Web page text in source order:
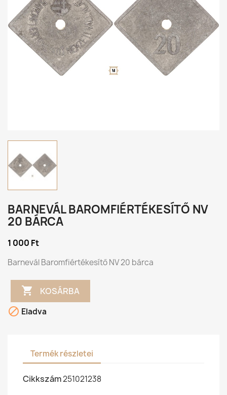
BARNEVÁL BAROMFIÉRTÉKESÍTŐ NV
20 BÁRCA
1 000 Ft
Barnevál Baromfiértékesítő NV 20 bárca
 KOSÁRBA
 Eladva
Termék részletei
Cikkszám251021238